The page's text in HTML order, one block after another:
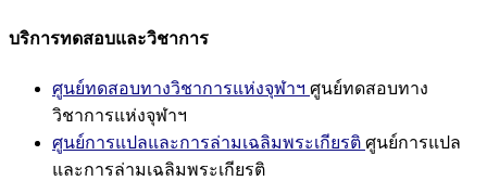
บริการทดสอบและวิชาการ
ศูนย์ทดสอบทางวิชาการแห่งจุฬาฯ ศูนย์ทดสอบทาง
วิชาการแห่งจุฬาฯ
ศูนย์การแปลและการล่ามเฉลิมพระเกียรติ ศูนย์การแปล
และการล่ามเฉลิมพระเกียรติ